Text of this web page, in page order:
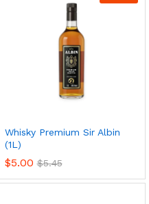
Whisky Premium Sir Albin
(1L)
$5.00 $5.45